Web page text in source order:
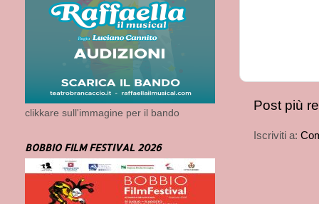
Post più
Iscriviti a:
clikkare sull'immagine per il bando
BOBBIO FILM FESTIVAL 2026